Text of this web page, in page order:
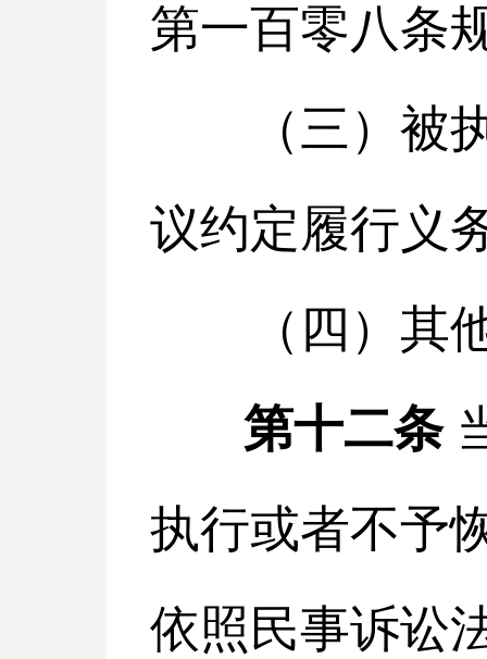
第一百零八条
（三）被执
议约定履行义
（四）其他
第十二条
执行或者不予
依照民事诉讼